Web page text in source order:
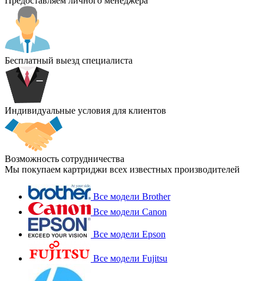
Бесплатный выезд специалиста
Индивидуальные условия для клиентов
Возможность сотрудничества
Мы покупаем картриджи всех известных производителей
Все модели Brother
Все модели Canon
Все модели Epson
Все модели Fujitsu